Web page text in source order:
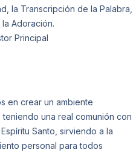
la Transcripción de la Palabra,
Adoración.
Principal
en crear un ambiente
una real comunión con
Santo, sirviendo a la
personal para todos